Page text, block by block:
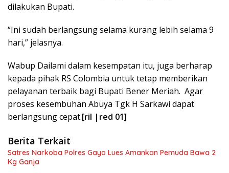
dilakukan Bupati.
“Ini sudah berlangsung selama kurang lebih selama 9
hari,” jelasnya.
Wabup Dailami dalam kesempatan itu, juga berharap
kepada pihak RS Colombia untuk tetap memberikan
pelayanan terbaik bagi Bupati Bener Meriah. Agar
proses kesembuhan Abuya Tgk H Sarkawi dapat
berlangsung cepat.[ril |red 01]
Berita Terkait
Satres Narkoba Polres Gayo Lues Amankan Pemuda Bawa 2
Kg Ganja